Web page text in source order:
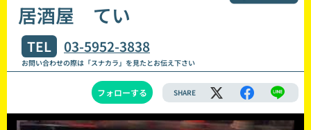
居酒屋 てい
TEL 03-5952-3838
お問い合わせの際は「スナカラ」を見たとお伝え下さい
フォローする SHARE